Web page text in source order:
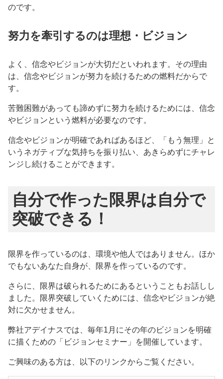
のです。
努力を牽引するのは理想・ビジョン
よく、信念やビジョンが大切だといわれます。その理由
は、信念やビジョンが努力を続けるための燃料だからで
す。
苦難困難があっても諦めずに努力を続けるためには、信念
やビジョンという燃料が必要なのです。
信念やビジョンが明確であればあるほど、「もう無理」と
いうネガティブな気持ちを振り払い、あきらめずにチャレ
ンジし続けることができます。
自分で作った限界は自分で
突破できる！
限界を作っているのは、環境や他人ではありません。ほか
でもないあなた自身が、限界を作っているのです。
さらに、限界は破られるためにあるということもお話しし
ました。限界突破していくためには、信念やビジョンが絶
対に欠かせません。
弊社アデイナスでは、毎年1月にその年のビジョンを明確
に描くための「ビジョンセミナー」を開催しています。
ご興味のある方は、以下のリンクからご覧ください。